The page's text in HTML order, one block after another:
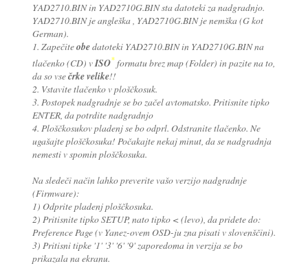
YAD2710.BIN in YAD2710G.BIN sta datoteki za nadgradnjo.
YAD2710.BIN je angleška , YAD2710G.BIN je nemška (G kot
German).
1. Zapečiteobedatoteki YAD2710.BIN in YAD2710G.BIN na
tlačenko (CD) vISO*formatu brez map (Folder) in pazite na to,
da so vsečrke velike!!
2. Vstavite tlačenko v ploščkosuk.
3. Postopek nadgradnje se bo začel avtomatsko. Pritisnite tipko
ENTER, da potrdite nadgradnjo
4. Ploščkosukov pladenj se bo odprl. Odstranite tlačenko. Ne
ugašajte ploščkosuka! Počakajte nekaj minut, da se nadgradnja
nemesti v spomin ploščkosuka.
Na sledeči način lahko preverite vašo verzijo nadgradnje
(Firmware):
1) Odprite pladenj ploščkosuka.
2) Pritisnite tipko SETUP, nato tipko < (levo), da pridete do:
Preference Page (v Yanez-ovem OSD-ju zna pisati v slovenščini).
3) Pritisni tipke '1' '3' '6' '9' zaporedoma in verzija se bo
prikazala na ekranu.